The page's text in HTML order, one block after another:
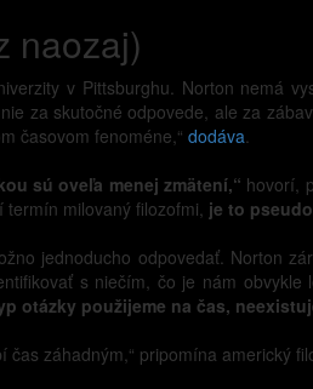
naozaj)
v Pittsburghu. Norton nemá
za skutočné odpovede, ale za
časovom fenoméne,“ dodáva.
sú oveľa menej zmätení,“ hovorí,
termín milovaný filozofmi, je to
jednoducho odpovedať. Norton
s niečím, čo je nám
otázky použijeme na čas,
záhadným,“ pripomína americký